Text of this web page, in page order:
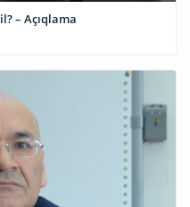
– Açıqlama